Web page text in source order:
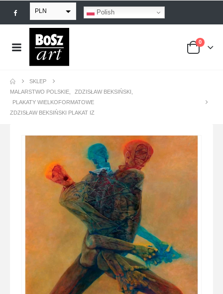
PLN
EUR
USD
Polish
0
SKLEP
MALARSTWO POLSKIE
ZDZISŁAW BEKSIŃSKI
PLAKATY WIELKOFORMATOWE
ZDZISŁAW BEKSIŃSKI PLAKAT IZ